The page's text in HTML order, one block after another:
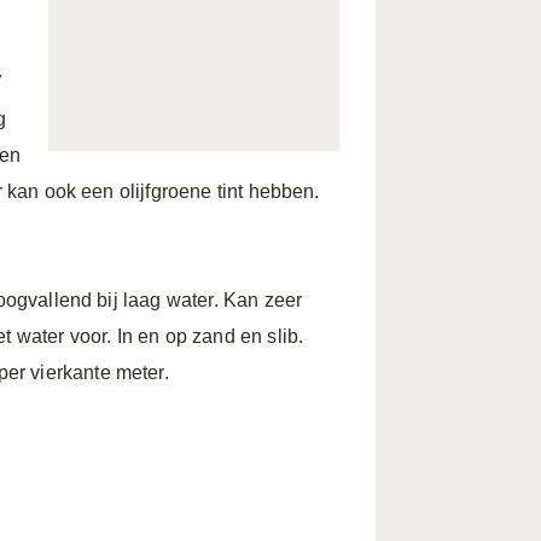
ook een olijfgroene tint hebben.
bij laag water. Kan zeer
water voor. In en op zand en slib.
vierkante meter.